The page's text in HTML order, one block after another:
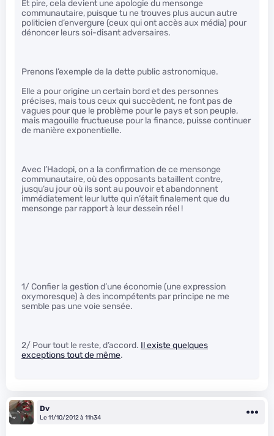
Et pire, cela devient une apologie du mensonge
communautaire, puisque tu ne trouves plus aucun autre
politicien d’envergure (ceux qui ont accès aux média) pour
dénoncer leurs soi-disant adversaires.
Prenons l’exemple de la dette public astronomique.
Elle a pour origine un certain bord et des personnes
précises, mais tous ceux qui succèdent, ne font pas de
vagues pour que le problème pour le pays et son peuple,
mais magouille fructueuse pour la finance, puisse continuer
de manière exponentielle.
Avec l’Hadopi, on a la confirmation de ce mensonge
communautaire, où des opposants bataillent contre,
jusqu’au jour où ils sont au pouvoir et abandonnent
immédiatement leur lutte qui n’était finalement que du
mensonge par rapport à leur dessein réel !
1/ Confier la gestion d’une économie (une expression
oxymoresque) à des incompétents par principe ne me
semble pas une voie sensée.
2/ Pour tout le reste, d’accord. Il existe quelques
exceptions tout de même.
Dv
Le 11/10/2012 à 11h34